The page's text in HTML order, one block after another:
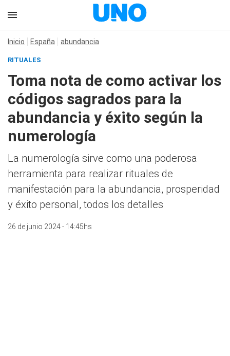
Inicio España abundancia
RITUALES
Toma nota de como activar los
códigos sagrados para la
abundancia y éxito según la
numerología
La numerología sirve como una poderosa
herramienta para realizar rituales de
manifestación para la abundancia, prosperidad
y éxito personal, todos los detalles
26 de junio 2024 - 14:45hs